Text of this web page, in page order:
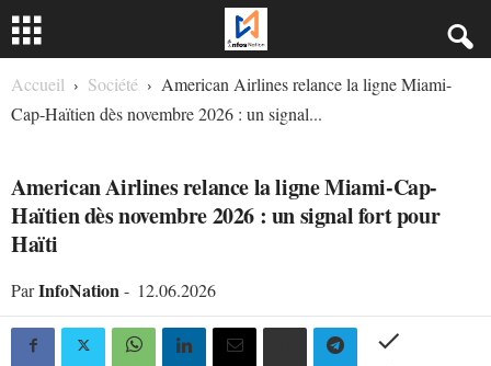
Accueil Société
American Airlines relance la ligne Miami-
Cap-Haïtien dès novembre 2026 : un signal...
American Airlines relance la ligne Miami-Cap-
Haïtien dès novembre 2026 : un signal fort pour
Haïti
ParInfoNation- 12.06.2026